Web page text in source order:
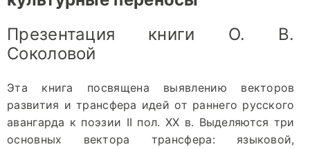
Презентация книги О. В.
Соколовой
Эта книга посвящена выявлению векторов
развития и трансфера идей от раннего русского
авангарда к поэзии II пол. ХХ в. Выделяются три
основных вектора трансфера: языковой,